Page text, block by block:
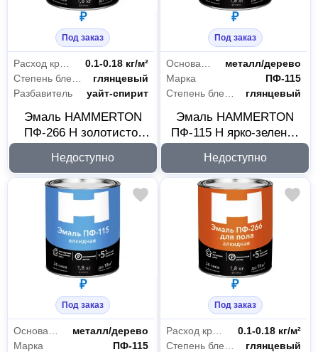
₽
Под заказ
0.1-0.18 кг/м²
глянцевый
Разбавитель
уайт-спирит
Эмаль HAMMERTON
ПФ-266 H золотисто-
273907
Недоступно
₽
Под заказ
металл/дерево
Марка
ПФ-115
глянцевый
Эмаль HAMMERTON
ПФ-115 H ярко-зеленая
Недоступно
₽
Под заказ
металл/дерево
Марка
ПФ-115
₽
Под заказ
Расход краски
0.1-0.18 кг/м²
глянцевый